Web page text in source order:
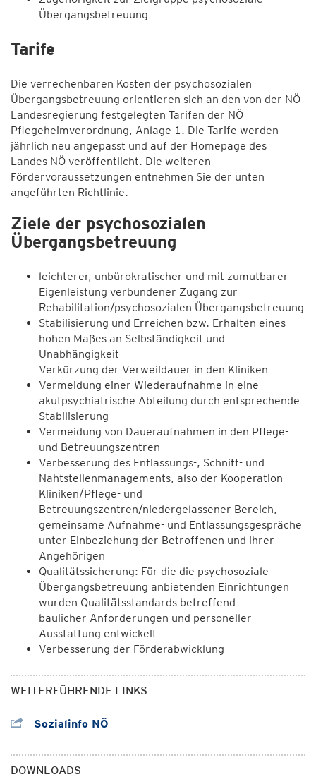
Übergangsbetreuung
Tarife
Die verrechenbaren Kosten der psychosozialen
Übergangsbetreuung orientieren sich an den von der NÖ
Landesregierung festgelegten Tarifen der NÖ
Pflegeheimverordnung, Anlage 1. Die Tarife werden
jährlich neu angepasst und auf der Homepage des
Landes NÖ veröffentlicht. Die weiteren
Fördervoraussetzungen entnehmen Sie der unten
angeführten Richtlinie.
Ziele der psychosozialen
Übergangsbetreuung
leichterer, unbürokratischer und mit zumutbarer
Eigenleistung verbundener Zugang zur
Rehabilitation/psychosozialen Übergangsbetreuung
Stabilisierung und Erreichen bzw. Erhalten eines
hohen Maßes an Selbständigkeit und
Unabhängigkeit
Verkürzung der Verweildauer in den Kliniken
Vermeidung einer Wiederaufnahme in eine
akutpsychiatrische Abteilung durch entsprechende
Stabilisierung
Vermeidung von Daueraufnahmen in den Pflege-
und Betreuungszentren
Verbesserung des Entlassungs-, Schnitt- und
Nahtstellenmanagements, also der Kooperation
Kliniken/Pflege- und
Betreuungszentren/niedergelassener Bereich,
gemeinsame Aufnahme- und Entlassungsgespräche
unter Einbeziehung der Betroffenen und ihrer
Angehörigen
Qualitätssicherung: Für die die psychosoziale
Übergangsbetreuung anbietenden Einrichtungen
wurden Qualitätsstandards betreffend
baulicher Anforderungen und personeller
Ausstattung entwickelt
Verbesserung der Förderabwicklung
WEITERFÜHRENDE LINKS
Sozialinfo NÖ
DOWNLOADS